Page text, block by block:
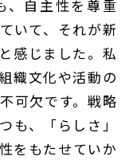
、自主性を尊重
いて、それが新
感じました。私
織文化や活動の
可欠です。戦略
も、「らしさ」
をもたせていか